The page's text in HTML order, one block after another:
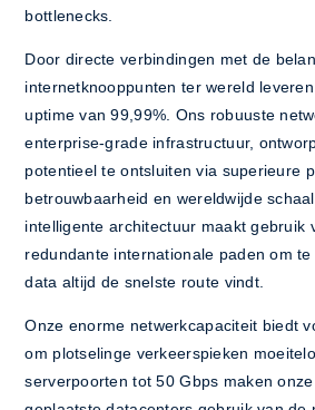
bottlenecks.
Door directe verbindingen met de
internetknooppunten ter wereld
uptime van 99,99%. Ons robuuste
enterprise-grade infrastructuur,
potentieel te ontsluiten via superieure
betrouwbaarheid en wereldwijde
intelligente architectuur maakt gebruik
redundante internationale paden om
data altijd de snelste route vindt.
Onze enorme netwerkcapaciteit biedt
om plotselinge verkeerspieken
serverpoorten tot 50 Gbps maken